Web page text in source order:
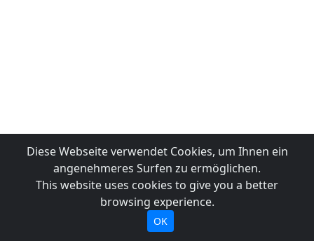
Diese Webseite verwendet Cookies, um Ihnen ein
angenehmeres Surfen zu ermöglichen.
This website uses cookies to give you a better
browsing experience.
OK